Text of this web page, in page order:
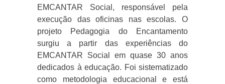
EMCANTAR Social, responsável pela
execução das oficinas nas escolas. O
projeto Pedagogia do Encantamento
surgiu a partir das experiências do
EMCANTAR Social em quase 30 anos
dedicados à educação. Foi sistematizado
como metodologia educacional e está